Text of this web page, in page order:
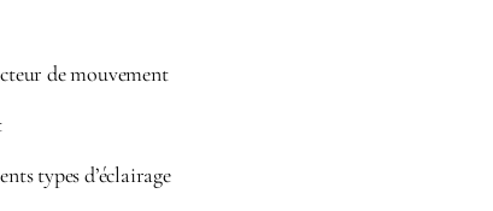
de mouvement
types d’éclairage